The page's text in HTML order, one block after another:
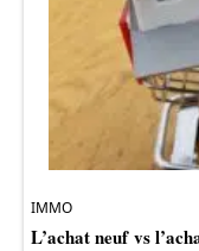
IMMO
L’achat neuf vs